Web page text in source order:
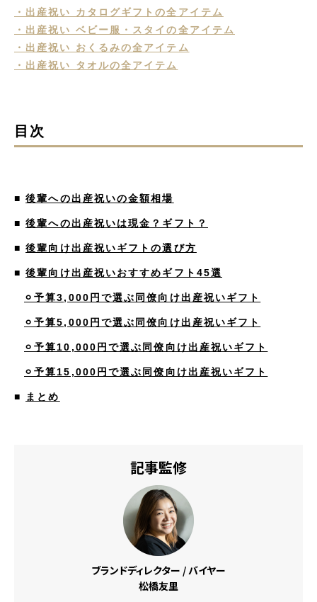
・出産祝い カタログギフトの全アイテム
・出産祝い ベビー服・スタイの全アイテム
・出産祝い おくるみの全アイテム
・出産祝い タオルの全アイテム
目次
■後輩への出産祝いの金額相場
■後輩への出産祝いは現金？ギフト？
■後輩向け出産祝いギフトの選び方
■後輩向け出産祝いおすすめギフト45選
⚪︎予算3,000円で選ぶ同僚向け出産祝いギフト
⚪︎予算5,000円で選ぶ同僚向け出産祝いギフト
⚪︎予算10,000円で選ぶ同僚向け出産祝いギフト
⚪︎予算15,000円で選ぶ同僚向け出産祝いギフト
■ まとめ
記事監修
ブランドディレクター / バイヤー
松橋友里